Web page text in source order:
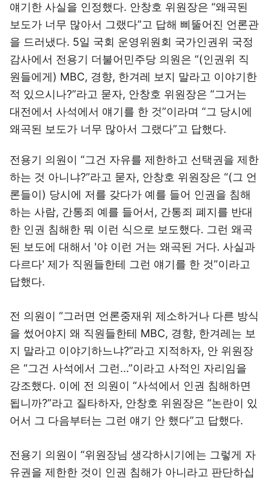
얘기한 사실을 인정했다. 안창호 위원장은 “왜곡된
보도가 너무 많아서 그랬다”고 답해 삐뚤어진 언론관
을 드러냈다. 5일 국회 운영위원회 국가인권위 국정
감사에서 전용기 더불어민주당 의원은 “(인권위 직
원들에게) MBC, 경향, 한겨레 보지 말라고 이야기한
적 있으시나?”라고 묻자, 안창호 위원장은 “그거는
대전에서 사석에서 얘기를 한 것”이라며 “그 당시에
왜곡된 보도가 너무 많아서 그랬다”고 답했다.
전용기 의원이 “그건 자유를 제한하고 선택권을 제한
하는 것 아니냐?”라고 묻자, 안창호 위원장은 “(그 언
론들이) 당시에 저를 갖다가 예를 들어 인권을 침해
하는 사람, 간통죄 예를 들어서, 간통죄 폐지를 반대
한 인권 침해한 뭐 이런 식으로 보도했다. 그런 왜곡
된 보도에 대해서 '야 이런 거는 왜곡된 거다. 사실과
다르다' 제가 직원들한테 그런 얘기를 한 것”이라고
답했다.
전 의원이 “그러면 언론중재위 제소하거나 다른 방식
을 썼어야지 왜 직원들한테 MBC, 경향, 한겨레는 보
지 말라고 이야기하느냐?”라고 지적하자, 안 위원장
은 “그건 사석에서 그런...”이라고 사적인 자리임을
강조했다. 이에 전 의원이 “사석에서 인권 침해하면
됩니까?”라고 질타하자, 안창호 위원장은 “논란이 있
어서 그 다음부터는 그런 얘기 안 했다”고 답했다.
전용기 의원이 “위원장님 생각하시기에는 그렇게 자
유권을 제한한 것이 인권 침해가 아니라고 판단하십